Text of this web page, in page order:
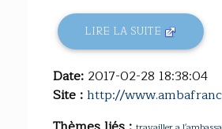
LIRE LA SUITE
Date: 2017-02-28 18:38:04
Site :http://